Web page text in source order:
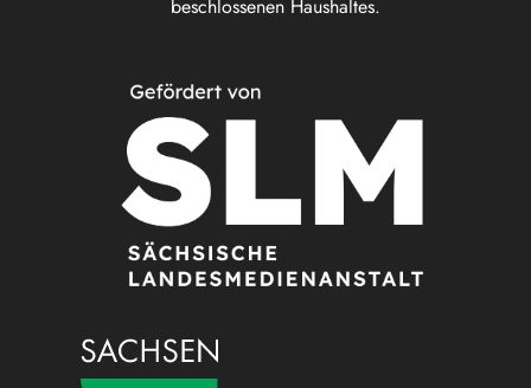
beschlossenen Haushaltes.